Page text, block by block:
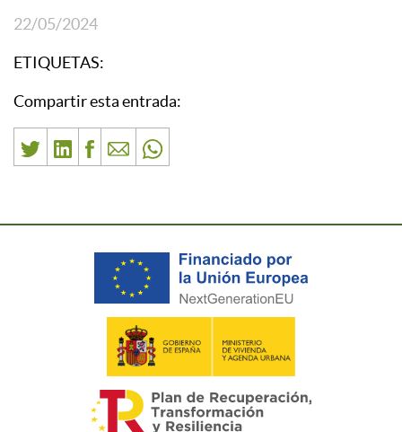
22/05/2024
ETIQUETAS:
Compartir esta entrada: